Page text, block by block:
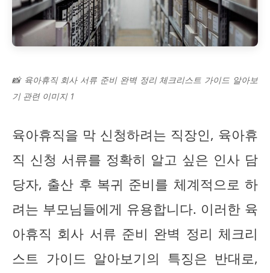
📸 육아휴직 회사 서류 준비 완벽 정리 체크리스트 가이드 알아보
기 관련 이미지 1
육아휴직을 막 신청하려는 직장인, 육아휴
직 신청 서류를 정확히 알고 싶은 인사 담
당자, 출산 후 복귀 준비를 체계적으로 하
려는 부모님들에게 유용합니다. 이러한 육
아휴직 회사 서류 준비 완벽 정리 체크리
스트 가이드 알아보기의 특징은 반대로,